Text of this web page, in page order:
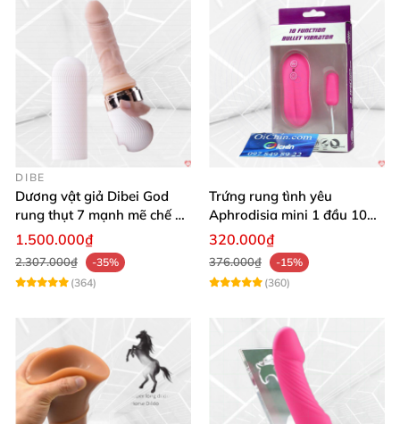
DIBE
Dương vật giả Dibei God
rung thụt 7 mạnh mẽ chế độ
tỏa nhiệt
1.500.000₫
2.307.000₫
-35%
(364)
Trứng rung tình yêu
Aphrodisia mini 1 đầu 10
chế độ rung đa năng
320.000₫
376.000₫
-15%
(360)